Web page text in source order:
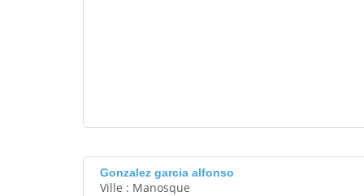
Gonzalez garcia alfonso
Ville : Manosque